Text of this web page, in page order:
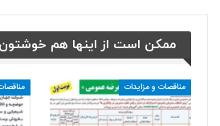
ممکن است از اینها هم خوشتون
مناقصات و مزایدات